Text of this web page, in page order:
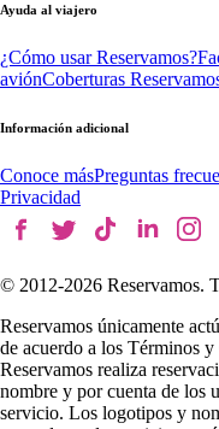
Ayuda al viajero
¿Cómo usar Reservamos?
aviónCoberturas
Información adicional
Conoce másPreguntas
Privacidad
© 2012-2026 Reservamos.
Reservamos únicamente
de acuerdo a los Términos
Reservamos realiza
nombre y por cuenta de los
servicio. Los logotipos y